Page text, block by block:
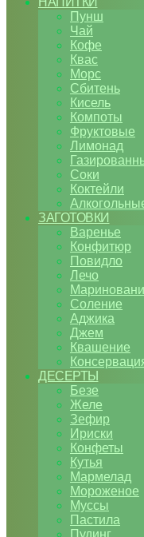
Пунш
Чай
Кофе
Квас
Морс
Сбитень
Кисель
Компоты
Фруктовые
Лимонад
Соки
Коктейли
ЗАГОТОВКИ
Варенье
Конфитюр
Повидло
Лечо
Соление
Аджика
Джем
Квашение
ДЕСЕРТЫ
Безе
Желе
Зефир
Ириски
Конфеты
Кутья
Мармелад
Мороженое
Муссы
Пастила
Пудинг